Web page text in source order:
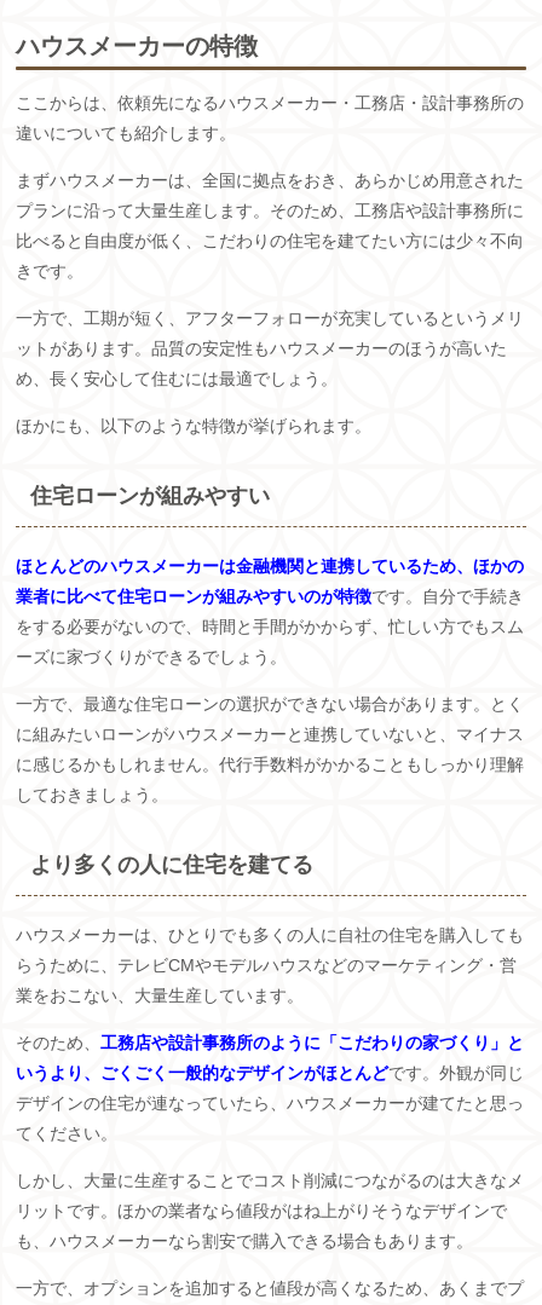
ハウスメーカーの特徴
ここからは、依頼先になるハウスメーカー・工務店・設計事務所の
違いについても紹介します。
まずハウスメーカーは、全国に拠点をおき、あらかじめ用意された
プランに沿って大量生産します。そのため、工務店や設計事務所に
比べると自由度が低く、こだわりの住宅を建てたい方には少々不向
きです。
一方で、工期が短く、アフターフォローが充実しているというメリ
ットがあります。品質の安定性もハウスメーカーのほうが高いた
め、長く安心して住むには最適でしょう。
ほかにも、以下のような特徴が挙げられます。
住宅ローンが組みやすい
ほとんどのハウスメーカーは金融機関と連携しているため、ほかの
業者に比べて住宅ローンが組みやすいのが特徴です。自分で手続き
をする必要がないので、時間と手間がかからず、忙しい方でもスム
ーズに家づくりができるでしょう。
一方で、最適な住宅ローンの選択ができない場合があります。とく
に組みたいローンがハウスメーカーと連携していないと、マイナス
に感じるかもしれません。代行手数料がかかることもしっかり理解
しておきましょう。
より多くの人に住宅を建てる
ハウスメーカーは、ひとりでも多くの人に自社の住宅を購入しても
らうために、テレビCMやモデルハウスなどのマーケティング・営
業をおこない、大量生産しています。
そのため、工務店や設計事務所のように「こだわりの家づくり」と
いうより、ごくごく一般的なデザインがほとんどです。外観が同じ
デザインの住宅が連なっていたら、ハウスメーカーが建てたと思っ
てください。
しかし、大量に生産することでコスト削減につながるのは大きなメ
リットです。ほかの業者なら値段がはね上がりそうなデザインで
も、ハウスメーカーなら割安で購入できる場合もあります。
一方で、オプションを追加すると値段が高くなるため、あくまでプ